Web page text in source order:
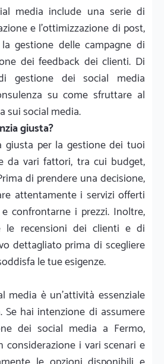
media include una serie di
e l'ottimizzazione di post,
gestione delle campagne di
dei feedback dei clienti. Di
gestione dei social media
su come sfruttare al
sui social media.
giusta?
giusta per la gestione dei tuoi
da vari fattori, tra cui budget,
di prendere una decisione,
attentamente i servizi offerti
confrontarne i prezzi. Inoltre,
le recensioni dei clienti e di
dettagliato prima di scegliere
le tue esigenze.
media è un'attività essenziale
Se hai intenzione di assumere
dei social media a Fermo,
considerazione i vari scenari e